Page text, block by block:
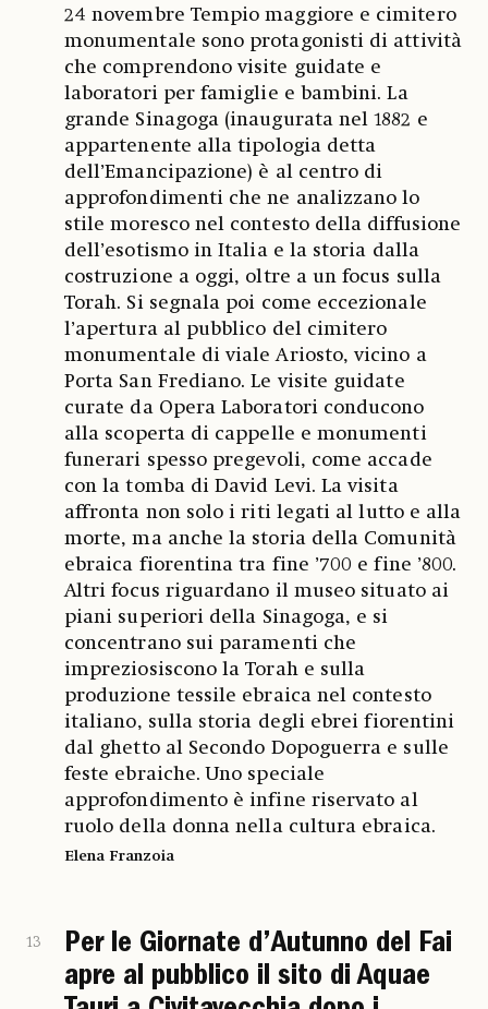
24 novembre Tempio maggiore e cimitero
monumentale sono protagonisti di attività
che comprendono visite guidate e
laboratori per famiglie e bambini. La
grande Sinagoga (inaugurata nel 1882 e
appartenente alla tipologia detta
dell’Emancipazione) è al centro di
approfondimenti che ne analizzano lo
stile moresco nel contesto della diffusione
dell’esotismo in Italia e la storia dalla
costruzione a oggi, oltre a un focus sulla
Torah. Si segnala poi come eccezionale
l’apertura al pubblico del cimitero
monumentale di viale Ariosto, vicino a
Porta San Frediano. Le visite guidate
curate da Opera Laboratori conducono
alla scoperta di cappelle e monumenti
funerari spesso pregevoli, come accade
con la tomba di David Levi. La visita
affronta non solo i riti legati al lutto e alla
morte, ma anche la storia della Comunità
ebraica fiorentina tra fine ’700 e fine ’800.
Altri focus riguardano il museo situato ai
piani superiori della Sinagoga, e si
concentrano sui paramenti che
impreziosiscono la Torah e sulla
produzione tessile ebraica nel contesto
italiano, sulla storia degli ebrei fiorentini
dal ghetto al Secondo Dopoguerra e sulle
feste ebraiche. Uno speciale
approfondimento è infine riservato al
ruolo della donna nella cultura ebraica.
Elena Franzoia
13
Per le Giornate d’Autunno del Fai
apre al pubblico il sito di Aquae